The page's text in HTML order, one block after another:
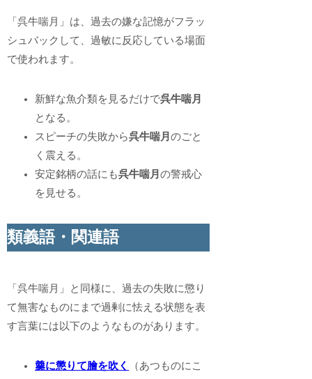
「呉牛喘月」は、過去の嫌な記憶がフラッ
シュバックして、過敏に反応している場面
で使われます。
新鮮な魚介類を見るだけで呉牛喘月
となる。
スピーチの失敗から呉牛喘月のごと
く震える。
安定銘柄の話にも呉牛喘月の警戒心
を見せる。
類義語・関連語
「呉牛喘月」と同様に、過去の失敗に懲り
て無害なものにまで過剰に怯える状態を表
す言葉には以下のようなものがあります。
羹に懲りて膾を吹く （あつものにこ